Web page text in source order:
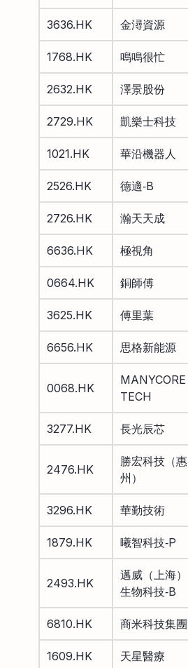
3636.HK 金潯資源
1768.HK 鳴鳴很忙
2632.HK 澤景股份
2729.HK 凱樂士科技
1021.HK 華沿機器人
2526.HK 德適‑B
2726.HK 瀚天天成
6636.HK 極視角
0664.HK 銅師傅
3625.HK 傅里葉
6656.HK 思格新能源
0068.HK
MANYCORE
TECH
3277.HK 長光辰芯
2476.HK
勝宏科技（惠
州）
3296.HK 華勤技術
1879.HK 曦智科技‑P
2493.HK
邁威（上海）
生物科技‑B
6810.HK 商米科技集團
1609.HK 天星醫療